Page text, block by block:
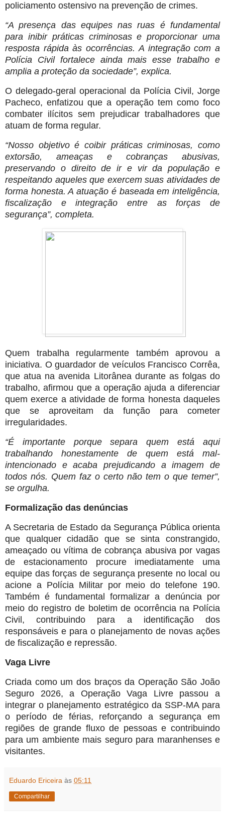
policiamento ostensivo na prevenção de crimes.
“A presença das equipes nas ruas é fundamental
para inibir práticas criminosas e proporcionar uma
resposta rápida às ocorrências. A integração com a
Polícia Civil fortalece ainda mais esse trabalho e
amplia a proteção da sociedade”, explica.
O delegado-geral operacional da Polícia Civil, Jorge
Pacheco, enfatizou que a operação tem como foco
combater ilícitos sem prejudicar trabalhadores que
atuam de forma regular.
“Nosso objetivo é coibir práticas criminosas, como
extorsão, ameaças e cobranças abusivas,
preservando o direito de ir e vir da população e
respeitando aqueles que exercem suas atividades de
forma honesta. A atuação é baseada em inteligência,
fiscalização e integração entre as forças de
segurança”, completa.
Quem trabalha regularmente também aprovou a
iniciativa. O guardador de veículos Francisco Corrêa,
que atua na avenida Litorânea durante as folgas do
trabalho, afirmou que a operação ajuda a diferenciar
quem exerce a atividade de forma honesta daqueles
que se aproveitam da função para cometer
irregularidades.
“É importante porque separa quem está aqui
trabalhando honestamente de quem está mal-
intencionado e acaba prejudicando a imagem de
todos nós. Quem faz o certo não tem o que temer”,
se orgulha.
Formalização das denúncias
A Secretaria de Estado da Segurança Pública orienta
que qualquer cidadão que se sinta constrangido,
ameaçado ou vítima de cobrança abusiva por vagas
de estacionamento procure imediatamente uma
equipe das forças de segurança presente no local ou
acione a Polícia Militar por meio do telefone 190.
Também é fundamental formalizar a denúncia por
meio do registro de boletim de ocorrência na Polícia
Civil, contribuindo para a identificação dos
responsáveis e para o planejamento de novas ações
de fiscalização e repressão.
Vaga Livre
Criada como um dos braços da Operação São João
Seguro 2026, a Operação Vaga Livre passou a
integrar o planejamento estratégico da SSP-MA para
o período de férias, reforçando a segurança em
regiões de grande fluxo de pessoas e contribuindo
para um ambiente mais seguro para maranhenses e
visitantes.
Eduardo Ericeira às 05:11
Compartilhar